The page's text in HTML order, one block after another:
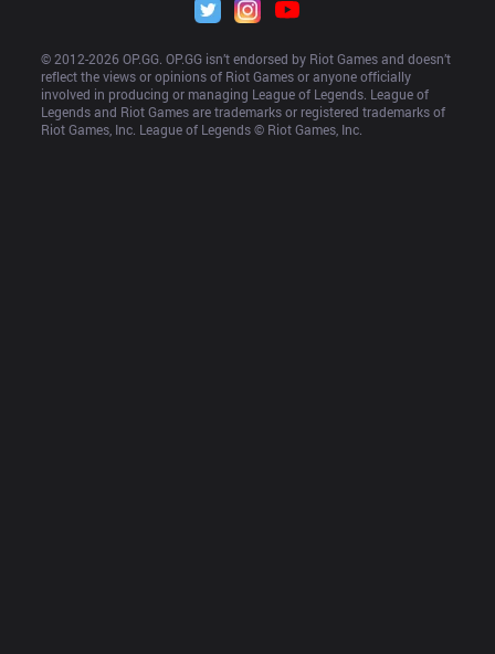
© 2012-2026 OP.GG. OP.GG isn’t endorsed by Riot Games and doesn’t
reflect the views or opinions of Riot Games or anyone officially
involved in producing or managing League of Legends. League of
Legends and Riot Games are trademarks or registered trademarks of
Riot Games, Inc. League of Legends © Riot Games, Inc.